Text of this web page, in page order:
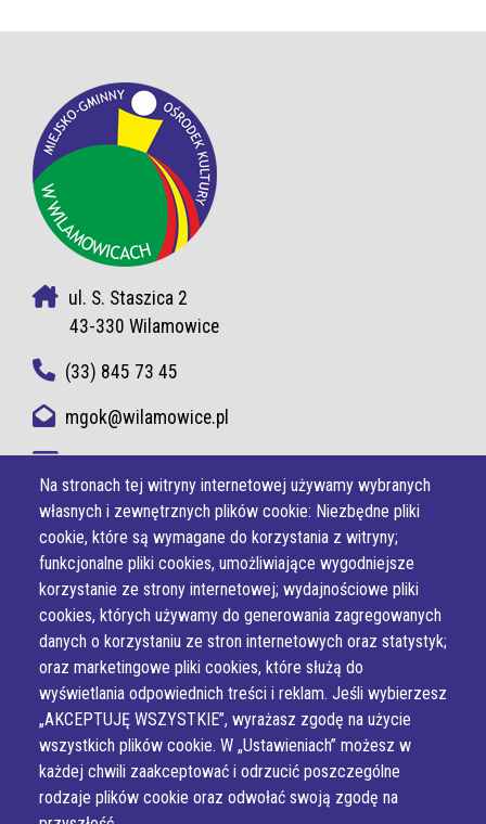
Na stronach tej witryny internetowej używamy wybranych
własnych i zewnętrznych plików cookie: Niezbędne pliki
cookie, które są wymagane do korzystania z witryny;
funkcjonalne pliki cookies, umożliwiające wygodniejsze
korzystanie ze strony internetowej; wydajnościowe pliki
cookies, których używamy do generowania zagregowanych
danych o korzystaniu ze stron internetowych oraz statystyk;
oraz marketingowe pliki cookies, które służą do
wyświetlania odpowiednich treści i reklam. Jeśli wybierzesz
„AKCEPTUJĘ WSZYSTKIE”, wyrażasz zgodę na użycie
wszystkich plików cookie. W „Ustawieniach” możesz w
każdej chwili zaakceptować i odrzucić poszczególne
rodzaje plików cookie oraz odwołać swoją zgodę na
ul. S. Staszica 2
43-330 Wilamowice
(33) 845 73 45
mgok@wilamowice.pl
NIP 937-22-37-594